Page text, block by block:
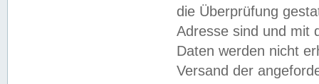
die Überprüfung
Adresse sind und mit
Daten werden nicht
Versand der